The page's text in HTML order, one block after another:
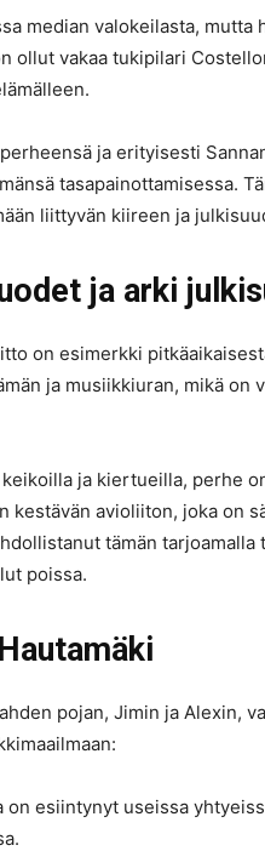
median valokeilasta, mutta
ollut vakaa tukipilari
ja erityisesti
tasapainottamisessa.
liittyvän kiireen ja
ja arki
on esimerkki
ja musiikkiuran, mikä on
ja kiertueilla, perhe
kestävän avioliiton, joka on
tämän
poissa.
pojan, Jimin ja Alexin,
on esiintynyt useissa